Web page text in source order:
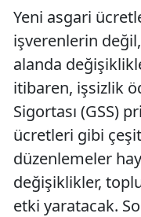
Yeni asgari
işverenlerin
alanda
itibaren, işsizlik
Sigortası (GSS)
ücretleri gibi
düzenlemeler
değişiklikler,
etki yaratacak.